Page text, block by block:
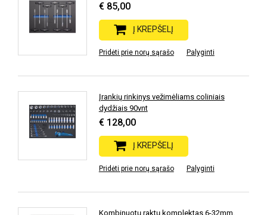
€ 85,00
Į KREPŠELĮ
Pridėti prie norų sąrašo Palyginti
Įrankių rinkinys vežimėliams coliniais
dydžiais 90vnt
€ 128,00
Į KREPŠELĮ
Pridėti prie norų sąrašo Palyginti
Kombinuotų raktų komplektas 6-32mm,